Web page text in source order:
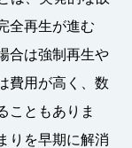
全再生が進む
合は強制再生や
費用が高く、数
こともありま
りを早期に解消